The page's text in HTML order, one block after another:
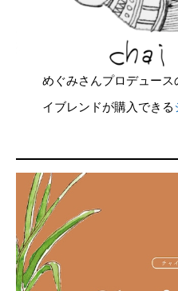
めぐみさんプロデュー
イブレンドが購入できる